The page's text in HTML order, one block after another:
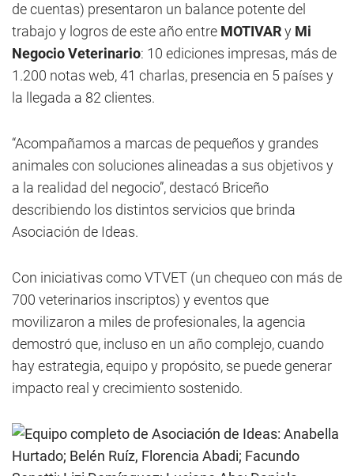
de cuentas) presentaron un balance potente del
trabajo y logros de este año entre MOTIVARy Mi
Negocio Veterinario: 10 ediciones impresas, más de
1.200 notas web, 41 charlas, presencia en 5 países y
la llegada a 82 clientes.
“Acompañamos a marcas de pequeños y grandes
animales con soluciones alineadas a sus objetivos y
a la realidad del negocio”, destacó Briceño
describiendo los distintos servicios que brinda
Asociación de Ideas.
Con iniciativas como VTVET (un chequeo con más de
700 veterinarios inscriptos) y eventos que
movilizaron a miles de profesionales, la agencia
demostró que, incluso en un año complejo, cuando
hay estrategia, equipo y propósito, se puede generar
impacto real y crecimiento sostenido.